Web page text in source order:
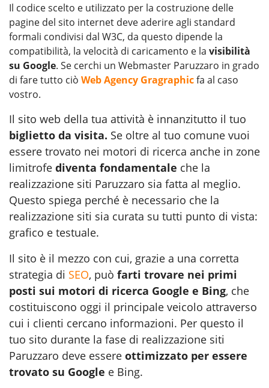
Il codice scelto e utilizzato per la costruzione delle
pagine del sito internet deve aderire agli standard
formali condivisi dal W3C, da questo dipende la
compatibilità, la velocità di caricamento e la visibilità
su Google. Se cerchi un Webmaster Paruzzaro in grado
di fare tutto ciò Web Agency Gragraphicfa al caso
vostro.
Il sito web della tua attività è innanzitutto il tuo
biglietto da visita. Se oltre al tuo comune vuoi
essere trovato nei motori di ricerca anche in zone
limitrofe diventa fondamentale che la
realizzazione siti Paruzzaro sia fatta al meglio.
Questo spiega perché è necessario che la
realizzazione siti sia curata su tutti punto di vista:
grafico e testuale.
Il sito è il mezzo con cui, grazie a una corretta
strategia di SEO, può farti trovare nei primi
posti sui motori di ricerca Google e Bing, che
costituiscono oggi il principale veicolo attraverso
cui i clienti cercano informazioni. Per questo il
tuo sito durante la fase di realizzazione siti
Paruzzaro deve essere ottimizzato per essere
trovato su Google e Bing.